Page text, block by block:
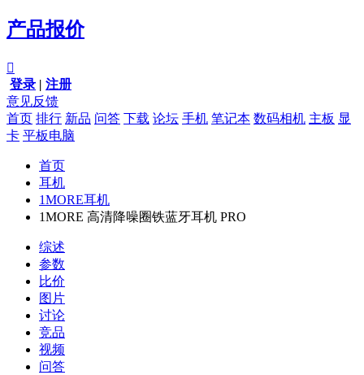
产品报价

登录 | 注册
意见反馈
首页 排行 新品 问答 下载 论坛 手机 笔记本 数码相机 主板 显
卡 平板电脑
首页
耳机
1MORE耳机
1MORE 高清降噪圈铁蓝牙耳机 PRO
综述
参数
比价
图片
讨论
竞品
视频
问答